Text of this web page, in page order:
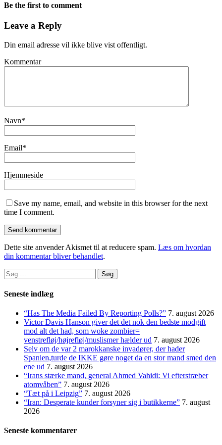
Be the first to comment
Leave a Reply
Din email adresse vil ikke blive vist offentligt.
Kommentar
Navn*
Email*
Hjemmeside
Save my name, email, and website in this browser for the next
time I comment.
Dette site anvender Akismet til at reducere spam. Læs om hvordan
din kommentar bliver behandlet.
Søg
efter:
Seneste indlæg
“Has The Media Failed By Reporting Polls?” 7. august 2026
Victor Davis Hanson giver det det nok den bedste modgift
mod alt det had, som woke zombier=
venstrefløj/højrefløj/muslismer hælder ud 7. august 2026
Selv om de var 2 marokkanske invadører, der hader
Spanien,turde de IKKE gøre noget da en stor mand smed den
ene ud 7. august 2026
“Irans stærke mand, general Ahmed Vahidi: Vi efterstræber
atomvåben” 7. august 2026
“Tæt på i Leipzig” 7. august 2026
“Iran: Desperate kunder forsyner sig i butikkerne” 7. august
2026
Seneste kommentarer